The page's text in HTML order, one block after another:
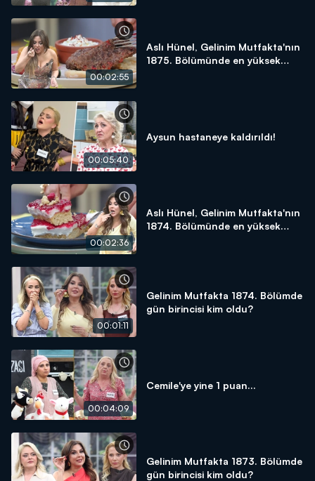
00:02:55
Aslı Hünel, Gelinim Mutfakta'nın
1875. Bölümünde en yüksek
00:05:40
Aysun hastaneye kaldırıldı!
00:02:36
Aslı Hünel, Gelinim Mutfakta'nın
1874. Bölümünde en yüksek
00:01:11
Gelinim Mutfakta 1874. Bölümde
gün birincisi kim oldu?
00:04:09
Cemile'ye yine 1 puan...
Gelinim Mutfakta 1873. Bölümde
gün birincisi kim oldu?